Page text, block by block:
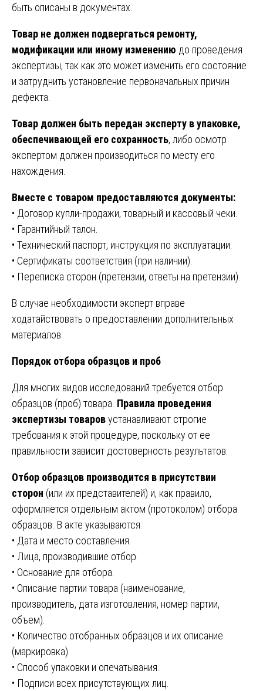
быть описаны в документах.
Товар не должен подвергаться ремонту,
модификации или иному изменению до проведения
экспертизы, так как это может изменить его состояние
и затруднить установление первоначальных причин
дефекта.
Товар должен быть передан эксперту в упаковке,
обеспечивающей его сохранность, либо осмотр
экспертом должен производиться по месту его
нахождения.
Вместе с товаром предоставляются документы:
• Договор купли-продажи, товарный и кассовый чеки.
• Гарантийный талон.
• Технический паспорт, инструкция по эксплуатации.
• Сертификаты соответствия (при наличии).
• Переписка сторон (претензии, ответы на претензии).
В случае необходимости эксперт вправе
ходатайствовать о предоставлении дополнительных
материалов.
Порядок отбора образцов и проб
Для многих видов исследований требуется отбор
образцов (проб) товара. Правила проведения
экспертизы товаровустанавливают строгие
требования к этой процедуре, поскольку от ее
правильности зависит достоверность результатов.
Отбор образцов производится в присутствии
сторон (или их представителей) и, как правило,
оформляется отдельным актом (протоколом) отбора
образцов. В акте указываются:
• Дата и место составления.
• Лица, производившие отбор.
• Основание для отбора.
• Описание партии товара (наименование,
производитель, дата изготовления, номер партии,
объем).
• Количество отобранных образцов и их описание
(маркировка).
• Способ упаковки и опечатывания.
• Подписи всех присутствующих лиц.